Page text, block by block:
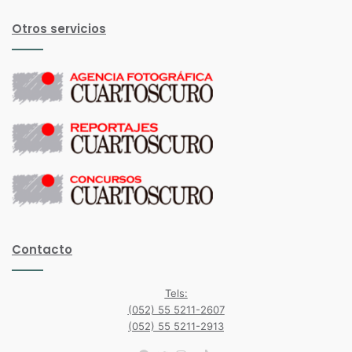
Otros servicios
Contacto
Tels:
(052) 55 5211-2607
(052) 55 5211-2913